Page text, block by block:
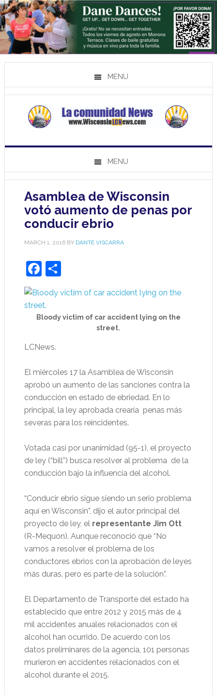
MENU
MENU
Asamblea de Wisconsin
votó aumento de penas por
conducir ebrio
MARCH 1, 2016BY DANTE VISCARRA
Facebook
Share
Bloody victim of car accident lying on the
street.
LCNews.
El miércoles 17 la Asamblea de Wisconsin
aprobó un aumento de las sanciones contra la
conducción en estado de ebriedad. En lo
principal, la ley aprobada crearía penas más
severas para los reincidentes.
Votada casi por unanimidad (95-1), el proyecto
de ley (“bill”) busca resolver al problema de la
conducción bajo la influencia del alcohol.
“Conducir ebrio sigue siendo un serio problema
aquí en Wisconsin”, dijo el autor principal del
proyecto de ley, el representante Jim Ott
(R-Mequon). Aunque reconoció que “No
vamos a resolver el problema de los
conductores ebrios con la aprobación de leyes
más duras, pero es parte de la solución”.
El Departamento de Transporte del estado ha
establecido que entre 2012 y 2015 más de 4
mil accidentes anuales relacionados con el
alcohol han ocurrido. De acuerdo con los
datos preliminares de la agencia, 101 personas
murieron en accidentes relacionados con el
alcohol durante el 2015.